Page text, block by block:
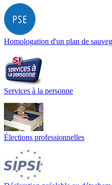
Homologation d'un plan de
Services à la personne
Élections professionnelles